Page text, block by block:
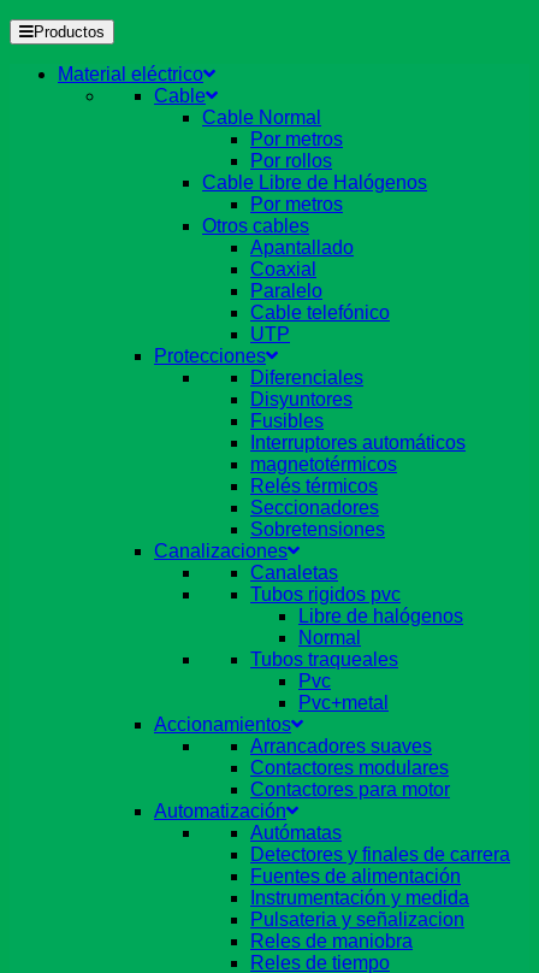
Productos
Material eléctrico
Cable
Cable Normal
Por metros
Por rollos
Cable Libre de Halógenos
Por metros
Otros cables
Apantallado
Coaxial
Paralelo
Cable telefónico
UTP
Protecciones
Diferenciales
Disyuntores
Fusibles
Interruptores automáticos
magnetotérmicos
Relés térmicos
Seccionadores
Sobretensiones
Canalizaciones
Canaletas
Tubos rigidos pvc
Libre de halógenos
Normal
Tubos traqueales
Pvc
Pvc+metal
Accionamientos
Arrancadores suaves
Contactores modulares
Contactores para motor
Automatización
Autómatas
Detectores y finales de carrera
Fuentes de alimentación
Instrumentación y medida
Pulsateria y señalizacion
Reles de maniobra
Reles de tiempo